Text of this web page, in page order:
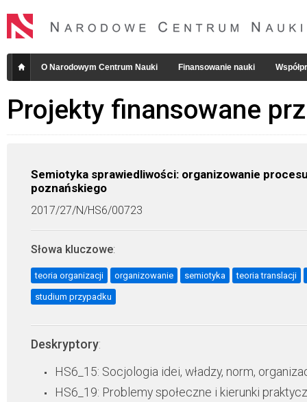
O Narodowym Centrum Nauki Finansowanie nauki
Projekty finansowane
Semiotyka sprawiedliwości: organizowanie
poznańskiego
2017/27/N/HS6/00723
Słowa kluczowe:
teoria organizacji organizowanie semiotyka teoria translacji
studium przypadku
Deskryptory:
HS6_15: Socjologia idei, władzy, norm,
HS6_19: Problemy społeczne i kierunki